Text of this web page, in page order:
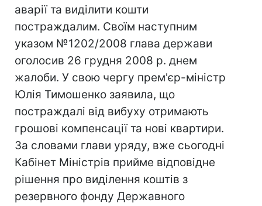
аварії та виділити кошти
постраждалим. Своїм наступним
указом №1202/2008 глава держави
оголосив 26 грудня 2008 р. днем
жалоби. У свою чергу прем'єр-міністр
Юлія Тимошенко заявила, що
постраждалі від вибуху отримають
грошові компенсації та нові квартири.
За словами глави уряду, вже сьогодні
Кабінет Міністрів прийме відповідне
рішення про виділення коштів з
резервного фонду Державного